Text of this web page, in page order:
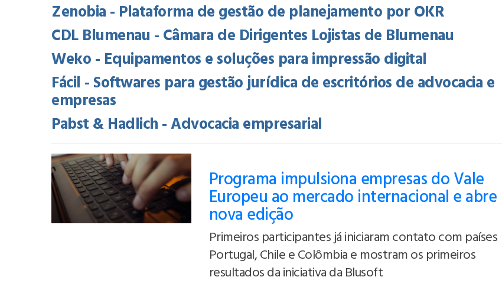
Zenobia - Plataforma de gestão de planejamento por OKR
CDL Blumenau - Câmara de Dirigentes Lojistas de Blumenau
Weko - Equipamentos e soluções para impressão digital
Fácil - Softwares para gestão jurídica de escritórios de advocacia e
empresas
Pabst & Hadlich - Advocacia empresarial
Programa impulsiona empresas do Vale
Europeu ao mercado internacional e abre
nova edição
Primeiros participantes já iniciaram contato com países
Portugal, Chile e Colômbia e mostram os primeiros
resultados da iniciativa da Blusoft